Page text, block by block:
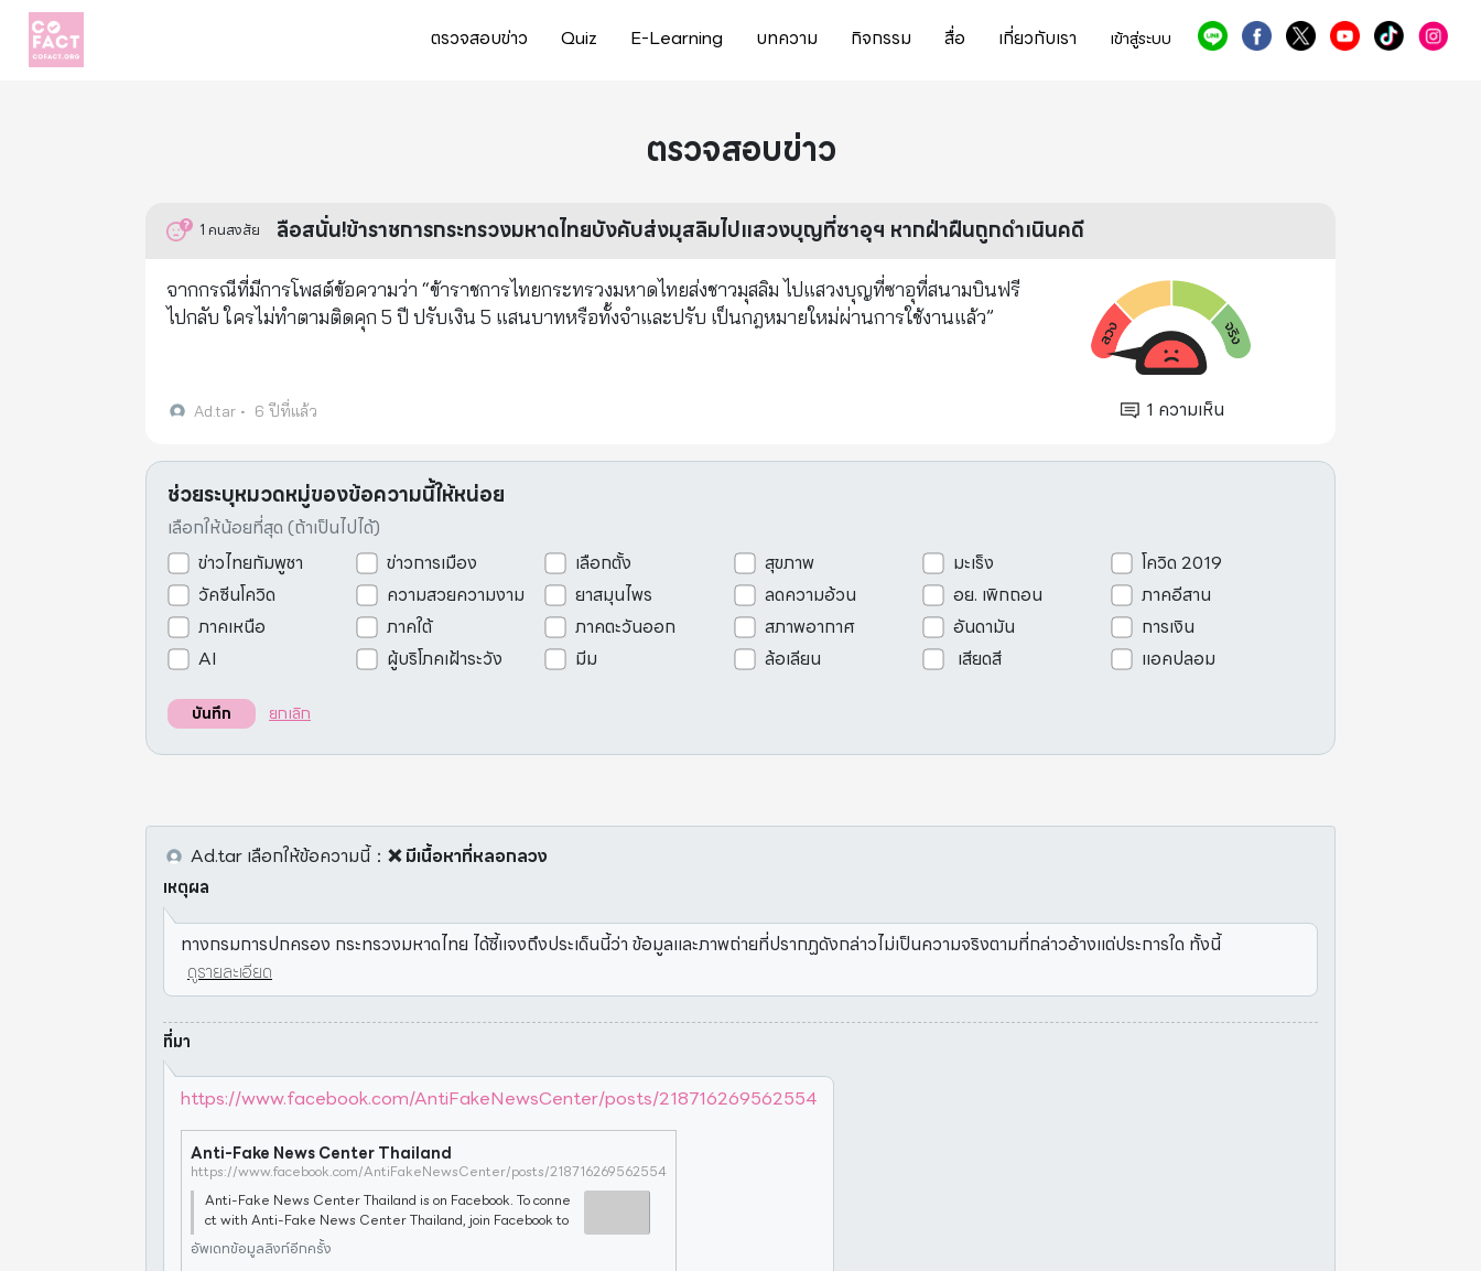
ตรวจสอบข่าว Quiz E-Learning บทความ กิจกรรม สื่อ เกี่ยวกับเรา เข้าสู่ระบบ
ตรวจสอบข่าว
1 คนสงสัย ลือสนั่น!ข้าราชการกระทรวงมหาดไทยบังคับส่งมุสลิมไปแสวงบุญที่ซาอุฯ หากฝ่าฝืนถูกดำเนินคดี
จากกรณีที่มีการโพสต์ข้อความว่า “ข้าราชการไทยกระทรวงมหาดไทยส่งชาวมุสลิม ไปแสวงบุญที่ซาอุที่สนามบินฟรี
ไปกลับ ใครไม่ทำตามติดคุก 5 ปี ปรับเงิน 5 แสนบาทหรือทั้งจำและปรับ เป็นกฎหมายใหม่ผ่านการใช้งานแล้ว”
Ad.tar• 6 ปีที่แล้ว 1 ความเห็น
ช่วยระบุหมวดหมู่ของข้อความนี้ให้หน่อย
เลือกให้น้อยที่สุด (ถ้าเป็นไปได้)
ข่าวไทยกัมพูชา
ข่าวการเมือง เลือกตั้ง สุขภาพ มะเร็ง
โควิด 2019
วัคซีนโควิด
ความสวยความงาม ยาสมุนไพร ลดความอ้วน อย. เพิกถอน
ภาคอีสาน
ภาคเหนือ
ภาคใต้ ภาคตะวันออก สภาพอากาศ อันดามัน
การเงิน
AI
ผู้บริโภคเฝ้าระวัง มีม ล้อเลียน เสียดสี แอคปลอม
บันทึก ยกเลิก
Ad.tar เลือกให้ข้อความนี้： ❌ มีเนื้อหาที่หลอกลวง
เหตุผล
ทางกรมการปกครอง กระทรวงมหาดไทย ได้ชี้แจงถึงประเด็นนี้ว่า ข้อมูลและภาพถ่ายที่ปรากฏดังกล่าวไม่เป็นความจริงตามที่กล่าวอ้างแต่ประการใด ทั้งนี้
ดูรายละเอียด
ที่มา
https://www.facebook.com/AntiFakeNewsCenter/posts/218716269562554
Anti-Fake News Center Thailand
https://www.facebook.com/AntiFakeNewsCenter/posts/218716269562554
Anti-Fake News Center Thailand is on Facebook. To conne
ct with Anti-Fake News Center Thailand, join Facebook to
day.Anti-Fake News Center Thailand is on Facebook. To co
nnect with Anti-Fake News Center
อัพเดทข้อมูลลิงก์อีกครั้ง